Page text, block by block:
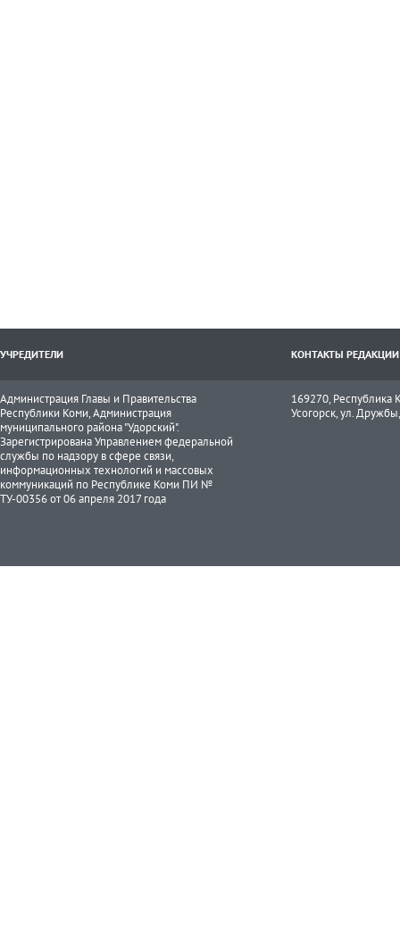
УЧРЕДИТЕЛИ КОНТАКТЫ РЕДАКЦИИ
Администрация Главы и Правительства
Республики Коми, Администрация
муниципального района "Удорский".
Зарегистрирована Управлением федеральной
службы по надзору в сфере связи,
информационных технологий и массовых
коммуникаций по Республике Коми ПИ №
ТУ-00356 от 06 апреля 2017 года
169270, Республика
Усогорск, ул.